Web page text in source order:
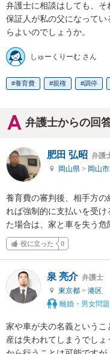
弁護士に相談はしても、
保証人が私の父になって
らよいのでしょうか。
しゅーくりーむ さん
養育費 親権 調停
弁護士からの回
肥田 弘昭 弁護
岡山県 > 岡山
養育費の審判後、相手方
れば強制的に支払いを受
た場合は、家と車を失う危
役に立った 0
泉 亮介 弁護士
東京都 > 港区
離婚・男女問
家や車が夫の名義という
産は失われてしまうでし